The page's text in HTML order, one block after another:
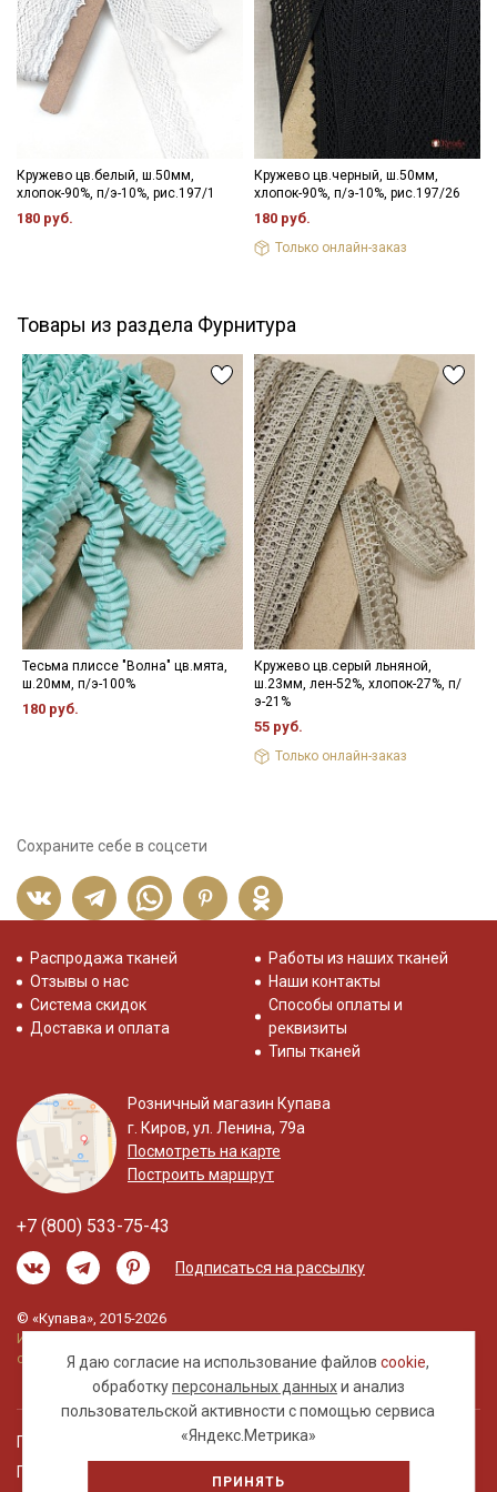
Кружево цв.белый, ш.50мм,
хлопок-90%, п/э-10%, рис.197/1
180 руб.
Кружево цв.черный, ш.50мм,
хлопок-90%, п/э-10%, рис.197/26
180 руб.
Только онлайн-заказ
Товары из раздела Фурнитура
Тесьма плиссе "Волна" цв.мята,
ш.20мм, п/э-100%
180 руб.
Кружево цв.серый льняной,
ш.23мм, лен-52%, хлопок-27%, п/
э-21%
55 руб.
Только онлайн-заказ
Сохраните себе в соцсети
Я даю согласие на использование файловcookie,
обработкуперсональных данныхи анализ
пользовательской активности с помощью сервиса
«Яндекс.Метрика»
ПРИНЯТЬ
Распродажа тканей
Отзывы о нас
Система скидок
Доставка и оплата
Работы из наших тканей
Наши контакты
Способы оплаты и
реквизиты
Типы тканей
Розничный магазин Купава
г. Киров, ул. Ленина, 79а
Посмотреть на карте
Построить маршрут
+7 (800) 533-75-43
Подписаться на рассылку
© «Купава», 2015-2026
Информация на сайте не является публичной
офертой.
Правовая информация
Политика обработки персональных данных
информационных рассылок